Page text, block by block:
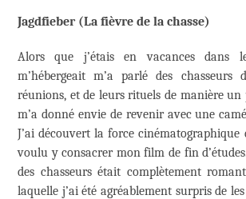
Jagdfieber (La fièvre de la chasse)
Alors que j’étais en vacances dans
m’hébergeait m’a parlé des
réunions, et de leurs rituels de manière un
m’a donné envie de revenir avec une
J’ai découvert la force cinématographique
voulu y consacrer mon film de fin d’études.
des chasseurs était complètement
laquelle j’ai été agréablement surpris de